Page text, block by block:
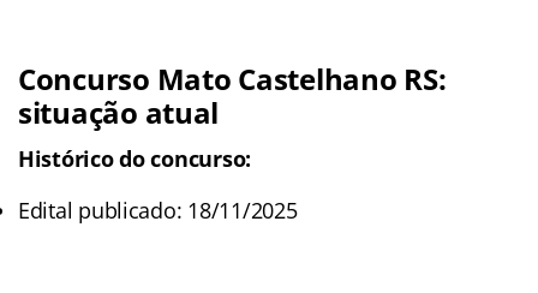
Concurso Mato Castelhano RS:
situação atual
Histórico do concurso:
Edital publicado: 18/11/2025